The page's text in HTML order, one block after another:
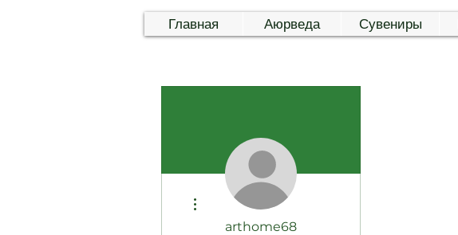
Главная Аюрведа Сувениры
arthome68
Другие действия